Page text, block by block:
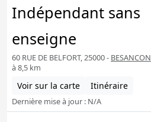
Indépendant sans
enseigne
60 RUE DE BELFORT, 25000 - BESANCON
à 8,5 km
Voir sur la carte Itinéraire
Dernière mise à jour : N/A